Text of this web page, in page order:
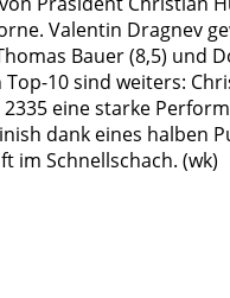
Valentin Dragnev
Bauer (8,5) und
10 sind weiters:
eine starke
dank eines halben
im Schnellschach. (wk)